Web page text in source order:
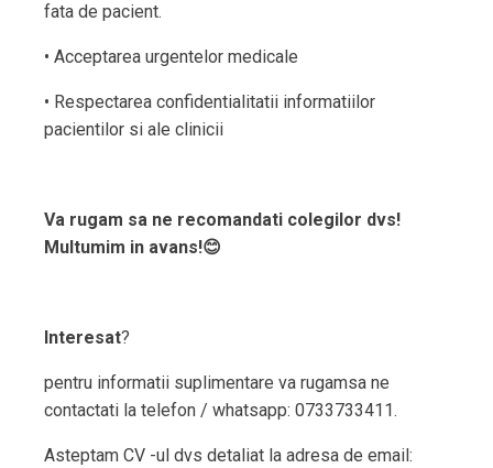
fata de pacient.
• Acceptarea urgentelor medicale
• Respectarea confidentialitatii informatiilor
pacientilor si ale clinicii
Va rugam sa ne recomandati colegilor dvs!
Multumim in avans!😊
Interesat?
pentru informatii suplimentare va rugamsa ne
contactati la telefon / whatsapp: 0733733411.
Asteptam CV -ul dvs detaliat la adresa de email: